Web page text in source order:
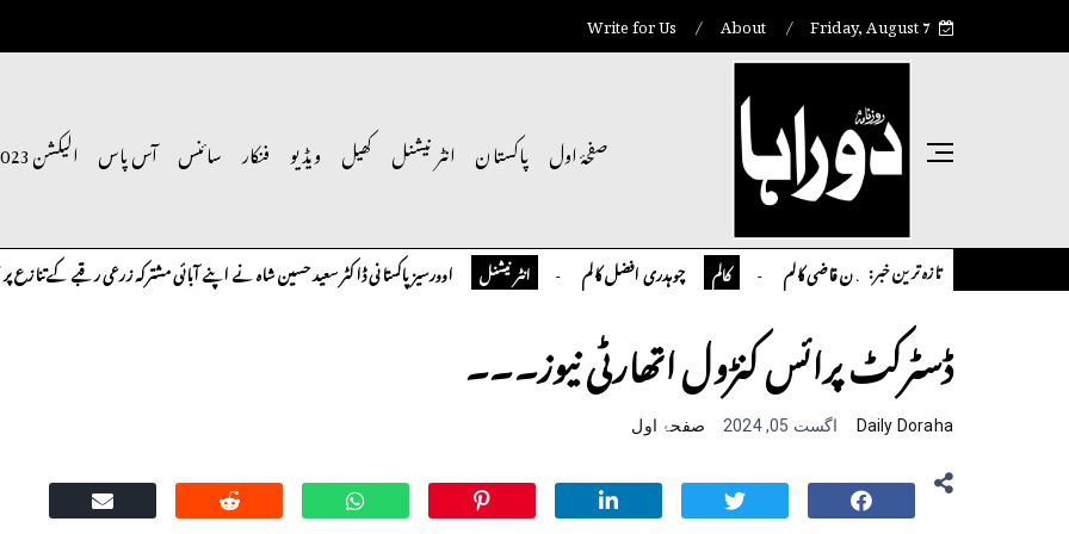
Friday, August 7
About
Write for Us
صفحۂ اول پاکستان انٹر نیشنل کھیل ویڈیو فنکار سائنس آس پاس الیکشن 2023
تازہ ترین خبر:
تمیور سلمان قاضی کالم کالم چوہدری افضل کالم انٹر نیشنل اوورسیز پاکستانی ڈاکٹر سعید حسین شاہ نے اپنے آبائی مشترکہ زرعی رقبے کے تنازع پر
ڈسٹرکٹ پرائس کنڑول اتھارٹی نیوز۔۔۔
Daily Doraha اگست 05, 2024 صفحۂ اول